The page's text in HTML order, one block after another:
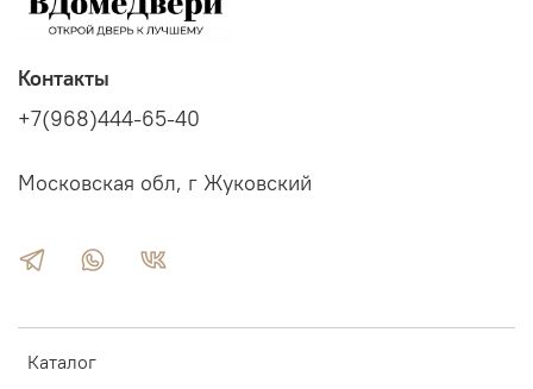
Каталог
Контакты
+7(968)444-65-40
Московская обл, г Жуковский